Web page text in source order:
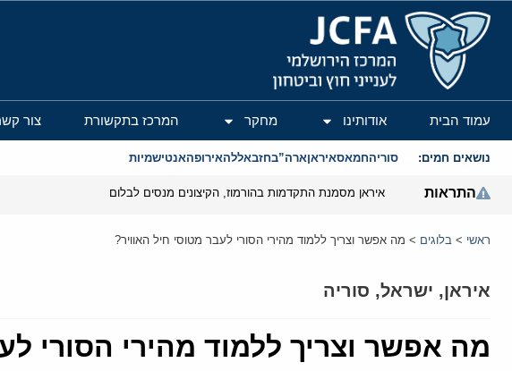
המרכז הירושלמי לענייני חוץ וביטחון
עמוד הבית אודותינו מחקר המרכז בתקשורת צור
נושאים חמים: סוריהחמאסאיראןארה”בחזבאללהאירופהאנטישמיות
התראות איראן מסמנת התקדמות בהורמוז, הקיצונים מנסים לבלום
ראשי > בלוגים > מה אפשר וצריך ללמוד מהירי הסורי לעבר מטוסי חיל האוויר?
איראן, ישראל, סוריה
מה אפשר וצריך ללמוד מהירי הסורי